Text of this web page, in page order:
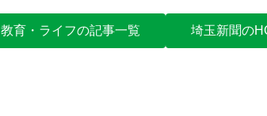
教育・ライフの記事一覧 埼玉新聞の